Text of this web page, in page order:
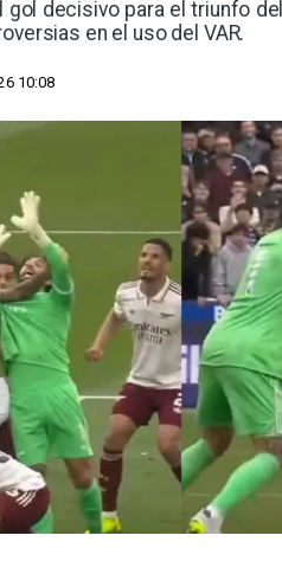
gol decisivo para el triunfo
en el uso del VAR.
10:08